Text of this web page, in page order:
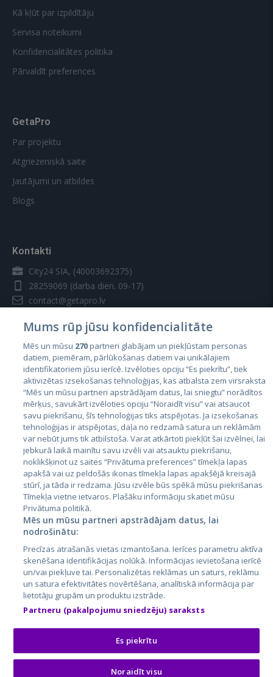
Kā kļūt par izpildītāju
Servisa noteikumi
Konfidencialitātes politika
Pārvaldīt preferences
GetaPro
Par projektu
Atgriezeniskā saite
Jautājumi un atbildes
Blogs
Kontakti
City24 SIA, (40003692375)
28259069 (darba dien. 09-17)
contact@getapro.lv
Valstis
Igaunija
Latvija
Lietuva
City24.lv
City24.ee
GetaPro.lv
GetaPro.ee
Skelbiu.lt
Autoplius.lt
Aruodas.lt
CVbankas.lt
Kainos.lt
Paslaugos.lt
auto24.ee
Osta.ee
KuldneBörs.ee
Mums rūp jūsu konfidencialitāte
Mēs un mūsu 270partneri glabājam un piekļūstam personas
datiem, piemēram, pārlūkošanas datiem vai unikālajiem
identifikatoriem jūsu ierīcē. Izvēloties opciju “Es piekrītu”, tiek
aktivizētas izsekošanas tehnoloģijas, kas atbalsta zem virsraksta
“Mēs un mūsu partneri apstrādājam datus, lai sniegtu” norādītos
mērķus, savukārt izvēloties opciju “Noraidīt visu” vai atsaucot
savu piekrišanu, šīs tehnoloģijas tiks atspējotas. Ja izsekošanas
tehnoloģijas ir atspējotas, daļa no redzamā satura un reklāmām
var nebūt jums tik atbilstoša. Varat atkārtoti piekļūt šai izvēlnei, lai
jebkurā laikā mainītu savu izvēli vai atsauktu piekrišanu,
noklikšķinot uz saites “Privātuma preferences” tīmekļa lapas
apakšā vai uz peldošās ikonas tīmekļa lapas apakšējā kreisajā
stūrī, ja tāda ir redzama. Jūsu izvēle būs spēkā mūsu piekrišanas
Tīmekļa vietne ietvaros. Plašāku informāciju skatiet mūsu
Privātuma politikā.
Mēs un mūsu partneri apstrādājam datus, lai
nodrošinātu:
Precīzas atrašanās vietas izmantošana. Ierīces parametru aktīva
skenēšana identifikācijas nolūkā. Informācijas ievietošana ierīcē
un/vai piekļuve tai. Personalizētas reklāmas un saturs, reklāmu
un satura efektivitātes novērtēšana, analītiskā informācija par
lietotāju grupām un produktu izstrāde.
Partneru (pakalpojumu sniedzēju) saraksts
Es piekrītu
Noraidīt visu